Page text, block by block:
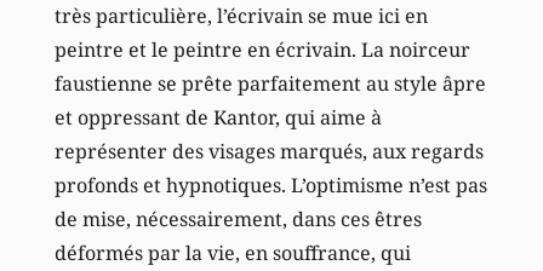
très particulière, l’écrivain se mue ici en
peintre et le peintre en écrivain. La noirceur
faustienne se prête parfaitement au style âpre
et oppressant de Kantor, qui aime à
représenter des visages marqués, aux regards
profonds et hypnotiques. L’optimisme n’est pas
de mise, nécessairement, dans ces êtres
déformés par la vie, en souffrance, qui